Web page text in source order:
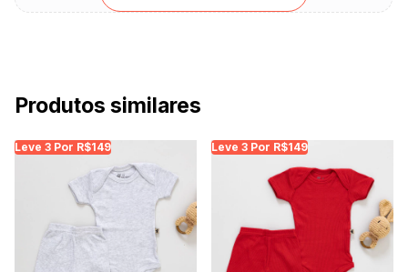
Produtos similares
Leve 3 Por R$149 Leve 3 Por R$149